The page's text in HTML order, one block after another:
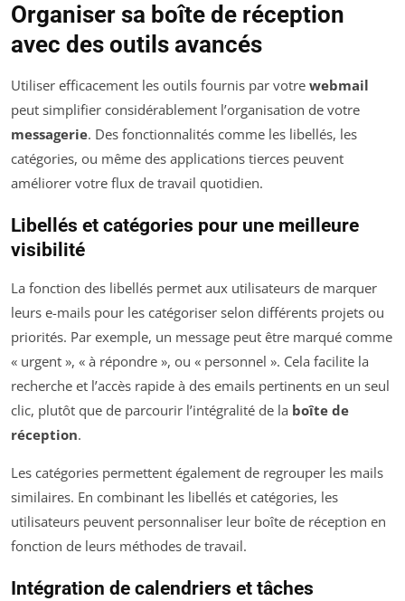
Organiser sa boîte de réception
avec des outils avancés
Utiliser efficacement les outils fournis par votre webmail
peut simplifier considérablement l’organisation de votre
messagerie. Des fonctionnalités comme les libellés, les
catégories, ou même des applications tierces peuvent
améliorer votre flux de travail quotidien.
Libellés et catégories pour une meilleure
visibilité
La fonction des libellés permet aux utilisateurs de marquer
leurs e-mails pour les catégoriser selon différents projets ou
priorités. Par exemple, un message peut être marqué comme
« urgent », « à répondre », ou « personnel ». Cela facilite la
recherche et l’accès rapide à des emails pertinents en un seul
clic, plutôt que de parcourir l’intégralité de la boîte de
réception.
Les catégories permettent également de regrouper les mails
similaires. En combinant les libellés et catégories, les
utilisateurs peuvent personnaliser leur boîte de réception en
fonction de leurs méthodes de travail.
Intégration de calendriers et tâches